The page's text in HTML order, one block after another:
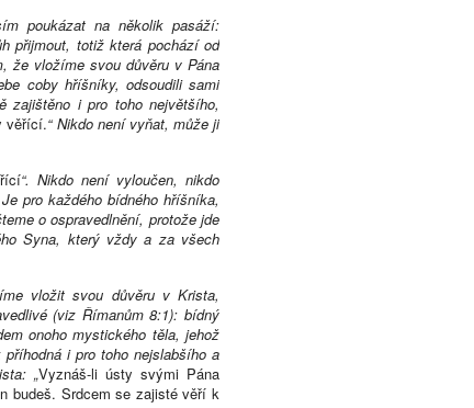
poukázat na několik pasáží:
přijmout, totiž která pochází od
že vložíme svou důvěru v Pána
coby hříšníky, odsoudili sami
zajištěno i pro toho největšího,
věřící.“ Nikdo není vyňat, může ji
“. Nikdo není vyloučen, nikdo
pro každého bídného hříšníka,
o ospravedlnění, protože jde
Syna, který vždy a za všech
vložit svou důvěru v Krista,
(viz Římanům 8:1): bídný
onoho mystického těla, jehož
i pro toho nejslabšího a
„Vyznáš-li ústy svými Pána
budeš. Srdcem se zajisté věří k